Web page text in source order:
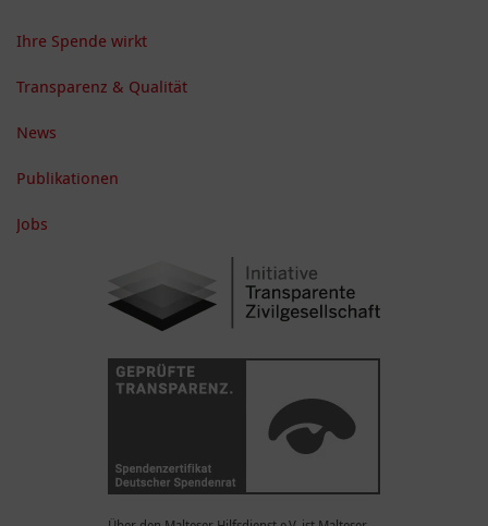
Ihre Spende wirkt
Transparenz & Qualität
News
Publikationen
Jobs